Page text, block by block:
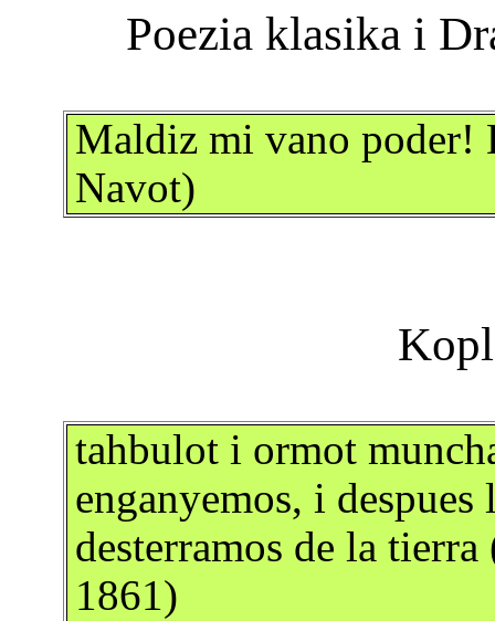
Maldiz mi vano poder!
Navot)
tahbulot i ormot
enganyemos, i
desterramos de la
1861)